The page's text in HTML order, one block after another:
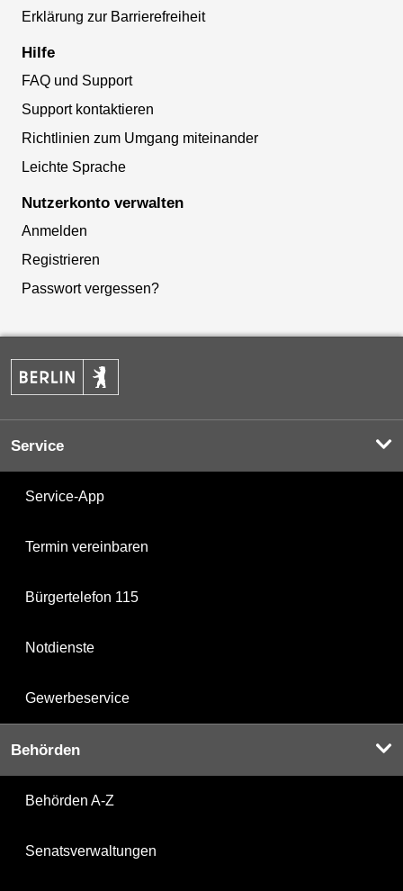
Erklärung zur Barrierefreiheit
Hilfe
FAQ und Support
Support kontaktieren
Richtlinien zum Umgang miteinander
Leichte Sprache
Nutzerkonto verwalten
Anmelden
Registrieren
Passwort vergessen?
Service
Service-App
Termin vereinbaren
Bürgertelefon 115
Notdienste
Gewerbeservice
Behörden
Behörden A-Z
Senatsverwaltungen